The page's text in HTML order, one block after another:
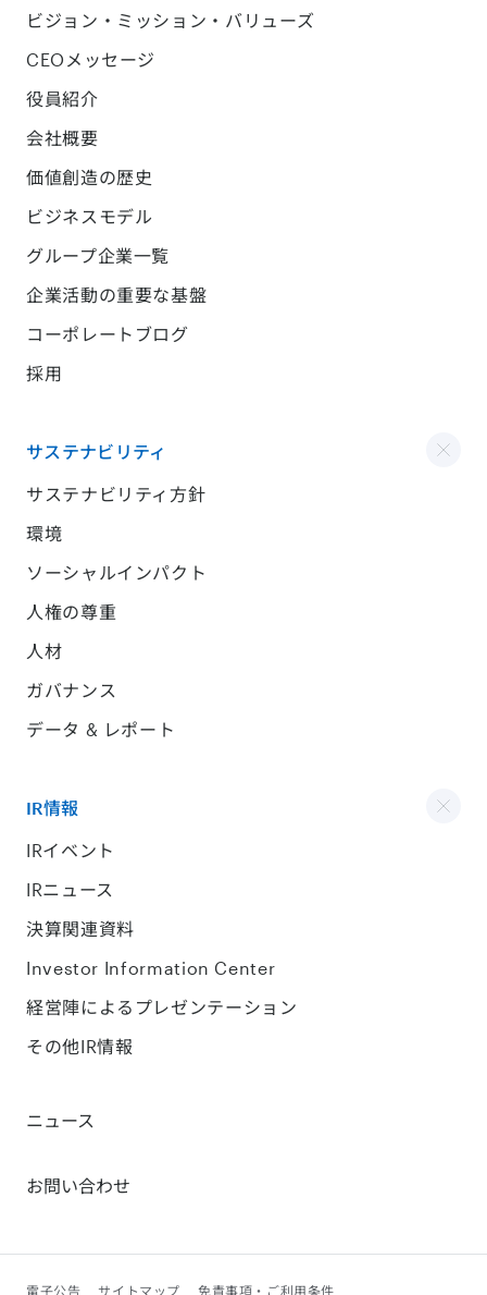
ビジョン・ミッション・バリューズ
CEOメッセージ
役員紹介
会社概要
価値創造の歴史
ビジネスモデル
グループ企業一覧
企業活動の重要な基盤
コーポレートブログ
採用
サステナビリティ
サステナビリティ方針
環境
ソーシャルインパクト
人権の尊重
人材
ガバナンス
データ & レポート
IR情報
IRイベント
IRニュース
決算関連資料
Investor Information Center
経営陣によるプレゼンテーション
その他IR情報
ニュース
お問い合わせ
電子公告 サイトマップ 免責事項・ご利用条件